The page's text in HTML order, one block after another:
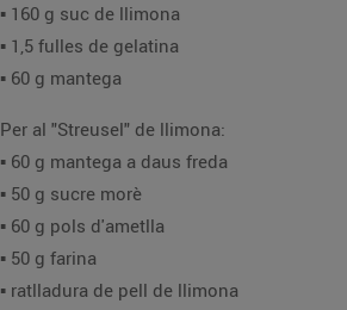
▪️ 160 g suc de llimona
▪️ 1,5 fulles de gelatina
▪️ 60 g mantega
Per al "Streusel" de llimona:
▪️ 60 g mantega a daus freda
▪️ 50 g sucre morè
▪️ 60 g pols d'ametlla
▪️ 50 g farina
▪️ ratlladura de pell de llimona